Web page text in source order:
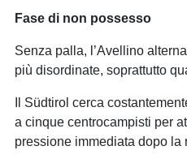
Fase di non possesso
Senza palla, l’Avellino
più disordinate, soprattutto
Il Südtirol cerca
a cinque centrocampisti per
pressione immediata dopo la